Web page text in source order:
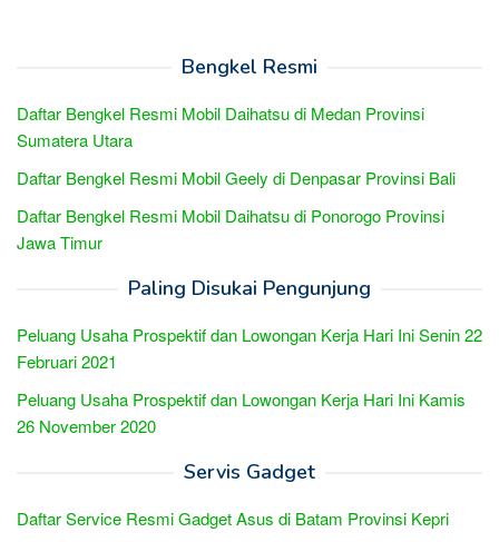
Bengkel Resmi
Daftar Bengkel Resmi Mobil Daihatsu di Medan Provinsi
Sumatera Utara
Daftar Bengkel Resmi Mobil Geely di Denpasar Provinsi Bali
Daftar Bengkel Resmi Mobil Daihatsu di Ponorogo Provinsi
Jawa Timur
Paling Disukai Pengunjung
Peluang Usaha Prospektif dan Lowongan Kerja Hari Ini Senin 22
Februari 2021
Peluang Usaha Prospektif dan Lowongan Kerja Hari Ini Kamis
26 November 2020
Servis Gadget
Daftar Service Resmi Gadget Asus di Batam Provinsi Kepri